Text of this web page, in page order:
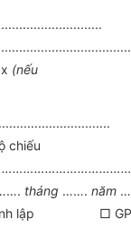
(nếu
tháng …….năm
lập □ GP